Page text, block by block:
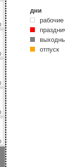
дни
отпуск